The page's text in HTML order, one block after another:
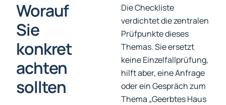
Worauf
Sie
konkret
achten
sollten
Die Checkliste
verdichtet die zentralen
Prüfpunkte dieses
Themas. Sie ersetzt
keine Einzelfallprüfung,
hilft aber, eine Anfrage
oder ein Gespräch zum
Thema „Geerbtes Haus